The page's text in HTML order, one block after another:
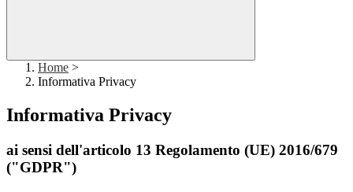
Home >
Informativa Privacy
Informativa Privacy
ai sensi dell'articolo 13 Regolamento (UE) 2016/679
("GDPR")